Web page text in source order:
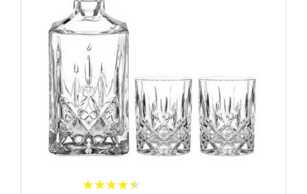
★★★★★
★★★★★